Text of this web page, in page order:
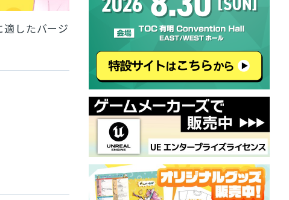
適したバージ